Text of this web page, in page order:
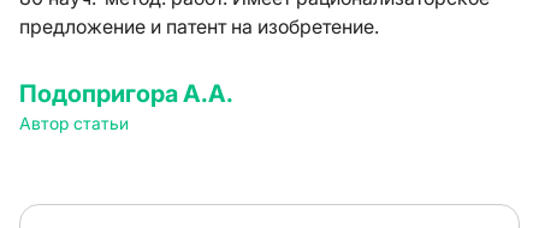
предложение и патент на изобретение.
Подопригора А.А.
Автор статьи